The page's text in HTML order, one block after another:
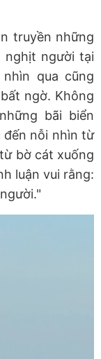
truyền những
nghịt người tại
qua cũng
ngờ. Không
bãi biển
đến nỗi nhìn từ
bờ cát xuống
luận vui rằng: